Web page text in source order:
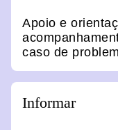
Apoio e
caso de
Informar